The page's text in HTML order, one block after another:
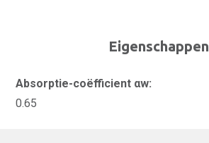
Eigenschappen
Absorptie-coëfficient αw:
0.65